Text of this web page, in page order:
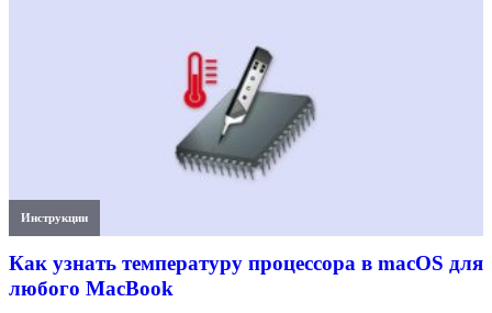
Инструкции
Как узнать температуру процессора в macOS для
любого MacBook